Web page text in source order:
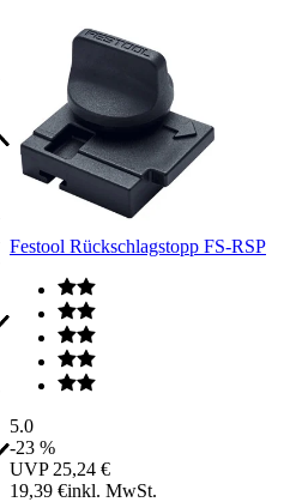
Festool Rückschlagstopp FS-RSP
5.0
-23 %
UVP 25,24 €
19,39 €inkl. MwSt.